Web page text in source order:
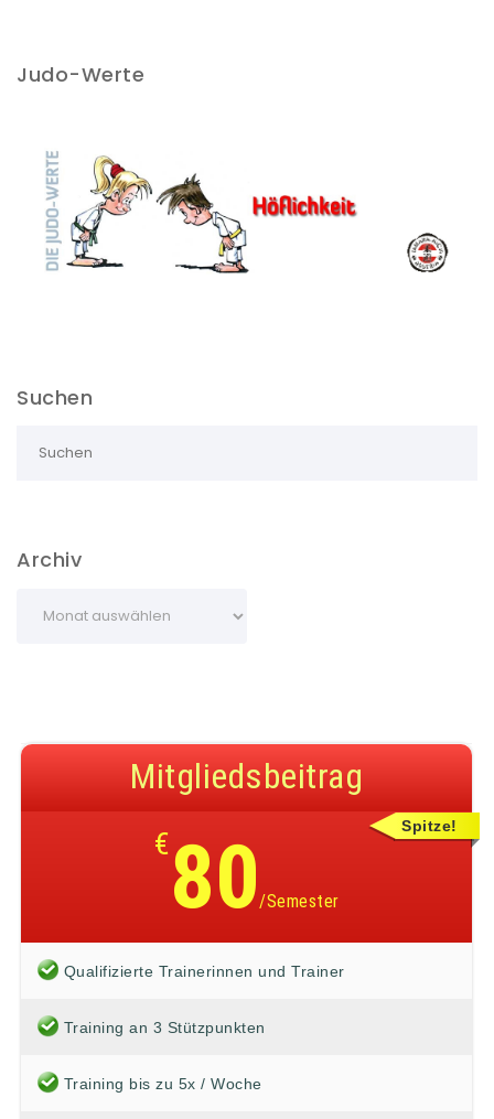
Judo-Werte
Suchen
Archiv
Spitze!
Mitgliedsbeitrag
€80/Semester
Qualifizierte Trainerinnen und Trainer
Training an 3 Stützpunkten
Training bis zu 5x / Woche